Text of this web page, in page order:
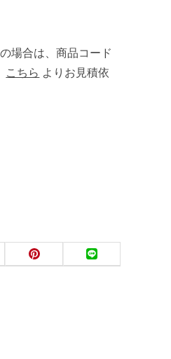
場合は、商品コード
こちら よりお見積依